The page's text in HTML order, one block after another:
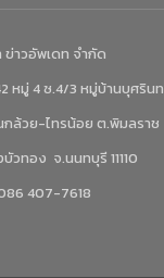
ข่าวอัพเดท จำกัด
หมู่ 4 ซ.4/3 หมู่บ้านบุศริน
กล้วย-ไทรน้อย ต.พิมลราช
วทอง จ.นนทบุรี 11110
407-7618